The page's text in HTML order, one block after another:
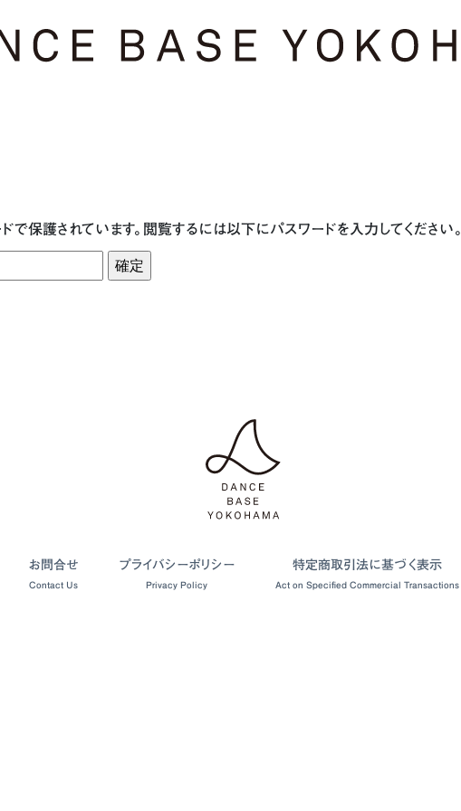
で保護されています。閲覧するには以下にパスワードを入力してください。
お問合せ
Contact Us
プライバシーポリシー
Privacy Policy
特定商取引法に基づく表示
Act on Specified Commercial Transactions